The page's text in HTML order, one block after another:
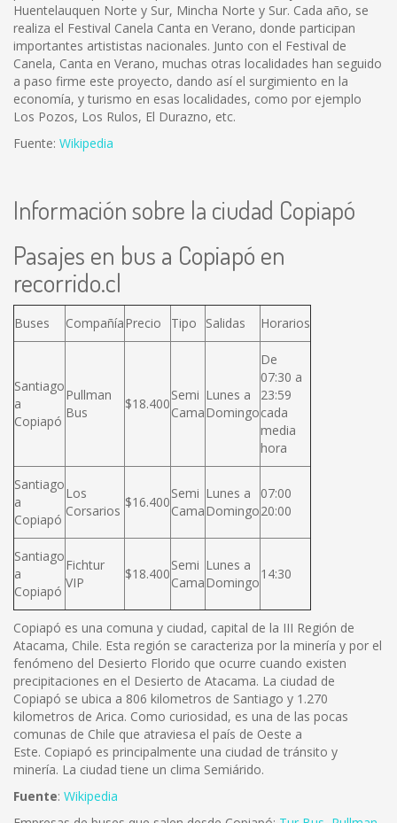
Huentelauquen Norte y Sur, Mincha Norte y Sur. Cada año, se
realiza el Festival Canela Canta en Verano, donde participan
importantes artististas nacionales. Junto con el Festival de
Canela, Canta en Verano, muchas otras localidades han seguido
a paso firme este proyecto, dando así el surgimiento en la
economía, y turismo en esas localidades, como por ejemplo
Los Pozos, Los Rulos, El Durazno, etc.
Fuente: Wikipedia
Información sobre la ciudad Copiapó
Pasajes en bus a Copiapó en
recorrido.cl
Buses CompañíaPrecio Tipo Salidas Horarios
Santiago
a
Copiapó
Pullman
Bus
$18.400
Semi
Cama
Lunes a
Domingo
De
07:30 a
23:59
cada
media
hora
Santiago
a
Copiapó
Los
Corsarios
$16.400
Semi
Cama
Lunes a
Domingo
07:00
20:00
Santiago
a
Copiapó
Fichtur
VIP
$18.400
Semi
Cama
Lunes a
Domingo
14:30
Copiapó es una comuna y ciudad, capital de la III Región de
Atacama, Chile. Esta región se caracteriza por la minería y por el
fenómeno del Desierto Florido que ocurre cuando existen
precipitaciones en el Desierto de Atacama. La ciudad de
Copiapó se ubica a 806 kilometros de Santiago y 1.270
kilometros de Arica. Como curiosidad, es una de las pocas
comunas de Chile que atraviesa el país de Oeste a
Este. Copiapó es principalmente una ciudad de tránsito y
minería. La ciudad tiene un clima Semiárido.
Fuente: Wikipedia